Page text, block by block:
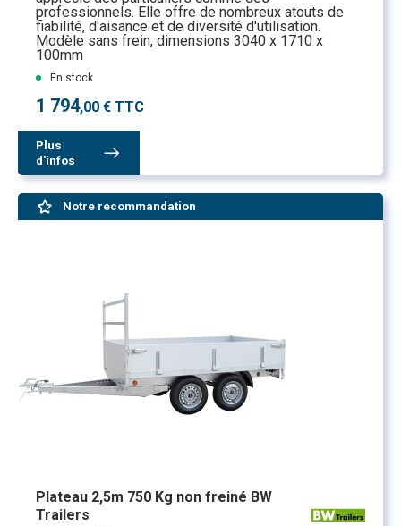
professionnels. Elle offre de nombreux atouts de
fiabilité, d'aisance et de diversité d'utilisation.
Modèle sans frein, dimensions 3040 x 1710 x
100mm
En stock
1 794,00 € TTC
Plus
d'infos
Notre recommandation
Plateau 2,5m 750 Kg non freiné BW
Trailers